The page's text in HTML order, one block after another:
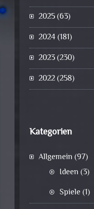
2025(63)
2024(181)
2023(230)
2022(258)
Kategorien
Allgemein (97)
Ideen (3)
Spiele (1)